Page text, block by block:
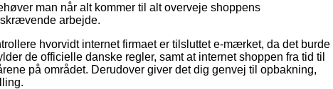
man når alt kommer til alt overveje shoppens
arbejde.
hvorvidt internet firmaet er tilsluttet e-mærket, da det burde
de officielle danske regler, samt at internet shoppen fra tid til
på området. Derudover giver det dig genvej til opbakning,